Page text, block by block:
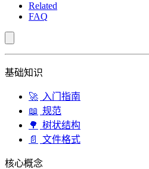
Related
FAQ
基础知识
🚀 入门指南
📖 规范
🌳 树状结构
📄
文件格式
核心概念